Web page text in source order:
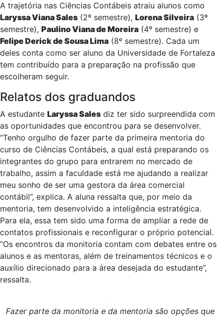
A trajetória nas Ciências Contábeis atraiu alunos como
Laryssa Viana Sales (2º semestre), Lorena Silveira (3º
semestre), Paulino Viana de Moreira (4º semestre) e
Felipe Derick de Sousa Lima (8º semestre). Cada um
deles conta como ser aluno da Universidade de Fortaleza
tem contribuído para a preparação na profissão que
escolheram seguir.
Relatos dos graduandos
A estudante Laryssa Sales diz ter sido surpreendida com
as oportunidades que encontrou para se desenvolver.
“Tenho orgulho de fazer parte da primeira mentoria do
curso de Ciências Contábeis, a qual está preparando os
integrantes do grupo para entrarem no mercado de
trabalho, assim a faculdade está me ajudando a realizar
meu sonho de ser uma gestora da área comercial
contábil”, explica. A aluna ressalta que, por meio da
mentoria, tem desenvolvido a inteligência estratégica.
Para ela, essa tem sido uma forma de ampliar a rede de
contatos profissionais e reconfigurar o próprio potencial.
“Os encontros da monitoria contam com debates entre os
alunos e as mentoras, além de treinamentos técnicos e o
auxílio direcionado para a área desejada do estudante”,
ressalta.
Fazer parte da monitoria e da mentoria são opções que